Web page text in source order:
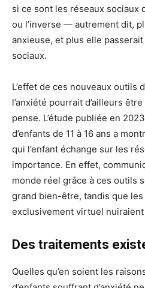
si ce sont les réseaux sociaux
ou l’inverse — autrement dit,
anxieuse, et plus elle
sociaux.
L’effet de ces nouveaux outils
l’anxiété pourrait d’ailleurs
pense. L’étude publiée en
d’enfants de 11 à 16 ans a
qui l’enfant échange sur les
importance. En effet,
monde réel grâce à ces outils
grand bien-être, tandis que
exclusivement virtuel
Des traitements
Quelles qu’en soient les